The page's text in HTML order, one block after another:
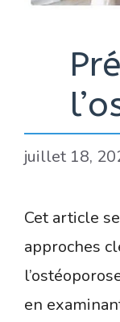
juillet 18,
Cet article
approches
en